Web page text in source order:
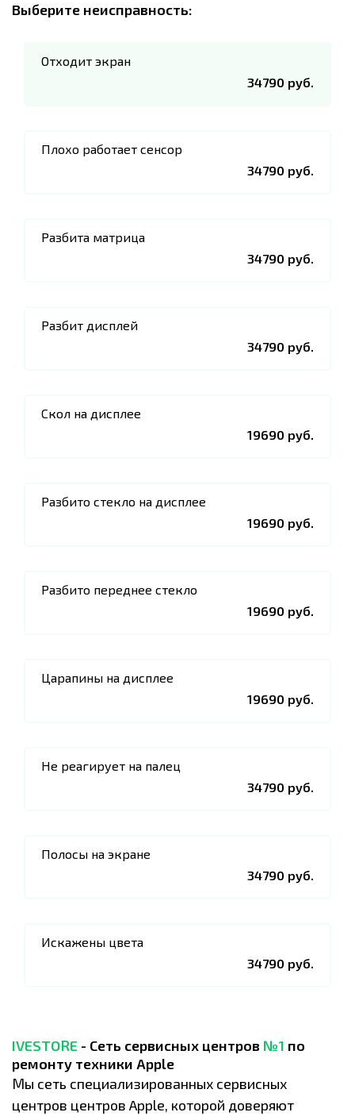
Выберите неисправность:
Отходит экран
34790 руб.
Плохо работает сенсор
34790 руб.
Разбита матрица
34790 руб.
Разбит дисплей
34790 руб.
Скол на дисплее
19690 руб.
Разбито стекло на дисплее
19690 руб.
Разбито переднее стекло
19690 руб.
Царапины на дисплее
19690 руб.
Не реагирует на палец
34790 руб.
Полосы на экране
34790 руб.
Искажены цвета
34790 руб.
IVESTORE - Сеть сервисных центров №1 по
ремонту техники Apple
Мы сеть специализированных сервисных
центров центров Apple, которой доверяют